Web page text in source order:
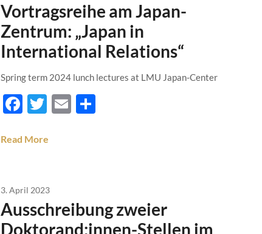
Vortragsreihe am Japan-
Zentrum: „Japan in
International Relations“
Spring term 2024 lunch lectures at LMU Japan-Center
Facebook
Twitter
EmailTeilen
Read More
3. April 2023
Ausschreibung zweier
Doktorand:innen-Stellen im